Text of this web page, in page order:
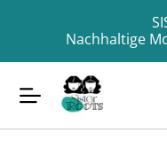
Nachhaltige